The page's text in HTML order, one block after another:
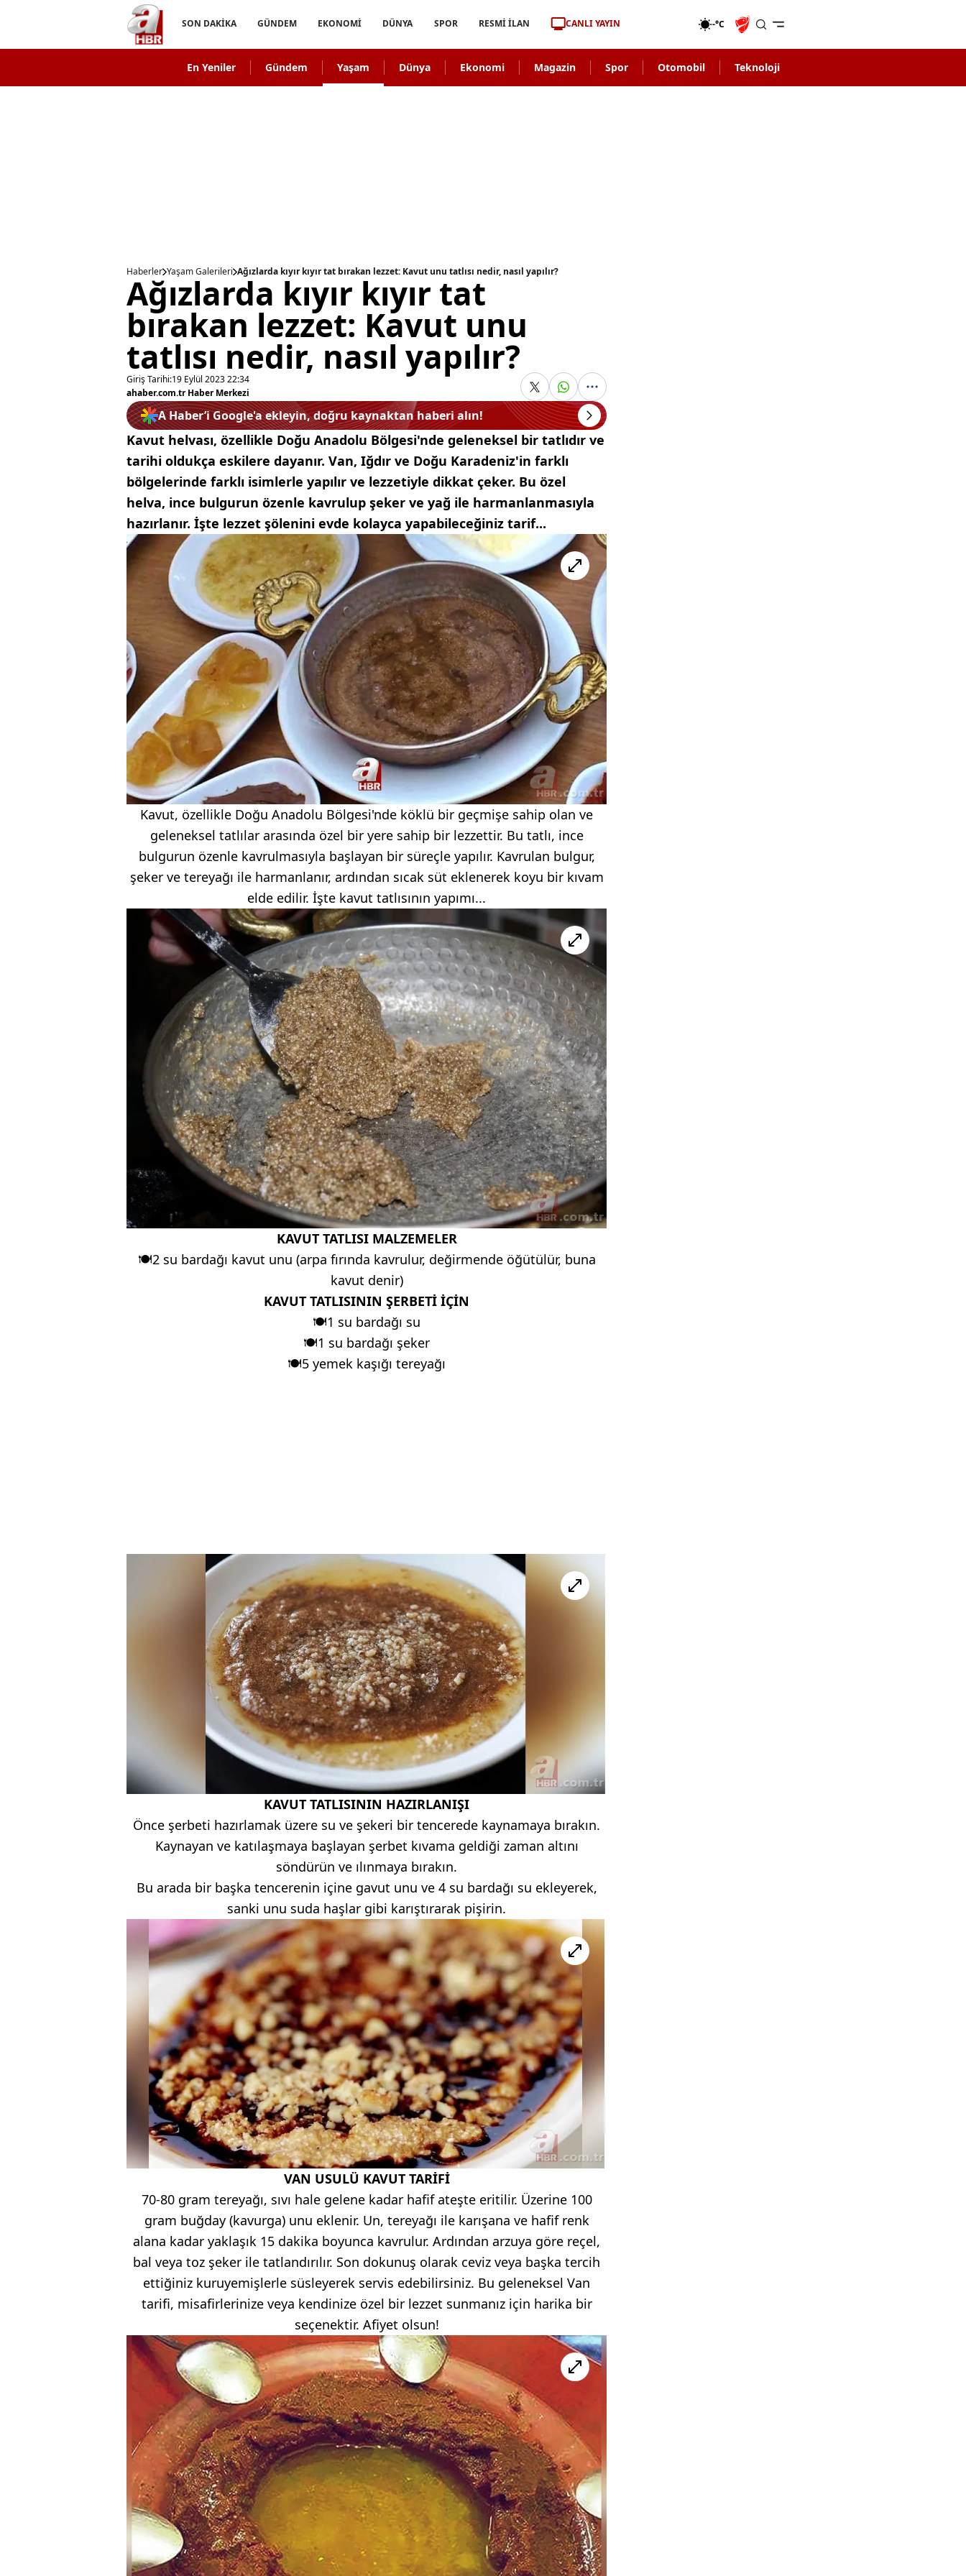
SON DAKİKA GÜNDEM EKONOMİ DÜNYA SPOR RESMİ İLAN CANLI YAYIN -°C
En Yeniler Gündem Yaşam Dünya Ekonomi Magazin Spor Otomobil Teknoloji
Haberler Yaşam Galerileri Ağızlarda kıyır kıyır tat bırakan lezzet: Kavut unu tatlısı nedir, nasıl yapılır?
Ağızlarda kıyır kıyır tat
bırakan lezzet: Kavut unu
tatlısı nedir, nasıl yapılır?
Giriş Tarihi:19 Eylül 2023 22:34
ahaber.com.tr Haber Merkezi
A Haber’i Google'a ekleyin, doğru kaynaktan haberi alın!
Kavut helvası, özellikle Doğu Anadolu Bölgesi'nde geleneksel bir tatlıdır ve
tarihi oldukça eskilere dayanır. Van, Iğdır ve Doğu Karadeniz'in farklı
bölgelerinde farklı isimlerle yapılır ve lezzetiyle dikkat çeker. Bu özel
helva, ince bulgurun özenle kavrulup şeker ve yağ ile harmanlanmasıyla
hazırlanır. İşte lezzet şölenini evde kolayca yapabileceğiniz tarif...
Kavut, özellikle Doğu Anadolu Bölgesi'nde köklü bir geçmişe sahip olan ve
geleneksel tatlılar arasında özel bir yere sahip bir lezzettir. Bu tatlı, ince
bulgurun özenle kavrulmasıyla başlayan bir süreçle yapılır. Kavrulan bulgur,
şeker ve tereyağı ile harmanlanır, ardından sıcak süt eklenerek koyu bir kıvam
elde edilir. İşte kavut tatlısının yapımı...
KAVUT TATLISI MALZEMELER
🍽2 su bardağı kavut unu (arpa fırında kavrulur, değirmende öğütülür, buna
kavut denir)
KAVUT TATLISININ ŞERBETİ İÇİN
🍽1 su bardağı su
🍽1 su bardağı şeker
🍽5 yemek kaşığı tereyağı
KAVUT TATLISININ HAZIRLANIŞI
Önce şerbeti hazırlamak üzere su ve şekeri bir tencerede kaynamaya bırakın.
Kaynayan ve katılaşmaya başlayan şerbet kıvama geldiği zaman altını
söndürün ve ılınmaya bırakın.
Bu arada bir başka tencerenin içine gavut unu ve 4 su bardağı su ekleyerek,
sanki unu suda haşlar gibi karıştırarak pişirin.
VAN USULÜ KAVUT TARİFİ
70-80 gram tereyağı, sıvı hale gelene kadar hafif ateşte eritilir. Üzerine 100
gram buğday (kavurga) unu eklenir. Un, tereyağı ile karışana ve hafif renk
alana kadar yaklaşık 15 dakika boyunca kavrulur. Ardından arzuya göre reçel,
bal veya toz şeker ile tatlandırılır. Son dokunuş olarak ceviz veya başka tercih
ettiğiniz kuruyemişlerle süsleyerek servis edebilirsiniz. Bu geleneksel Van
tarifi, misafirlerinize veya kendinize özel bir lezzet sunmanız için harika bir
seçenektir. Afiyet olsun!